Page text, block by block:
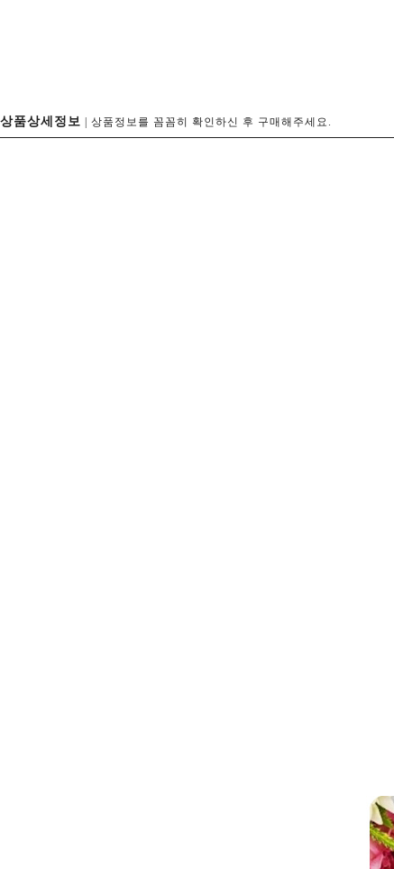
상품상세정보 | 상품정보를 꼼꼼히 확인하신 후 구매해주세요.